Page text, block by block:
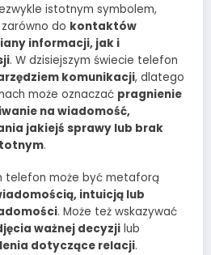
istotnym symbolem,
do kontaktów
informacji, jak i
. W dzisiejszym świecie telefon
komunikacji, dlatego
może oznaczać pragnienie
na wiadomość,
jakiejś sprawy lub brak
.
telefon może być metaforą
intuicją lub
. Może też wskazywać
ważnej decyzji lub
dotyczące relacji.